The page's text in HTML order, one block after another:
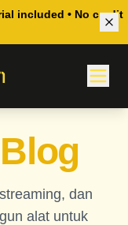
included • No credit
Blog
dan
alat untuk